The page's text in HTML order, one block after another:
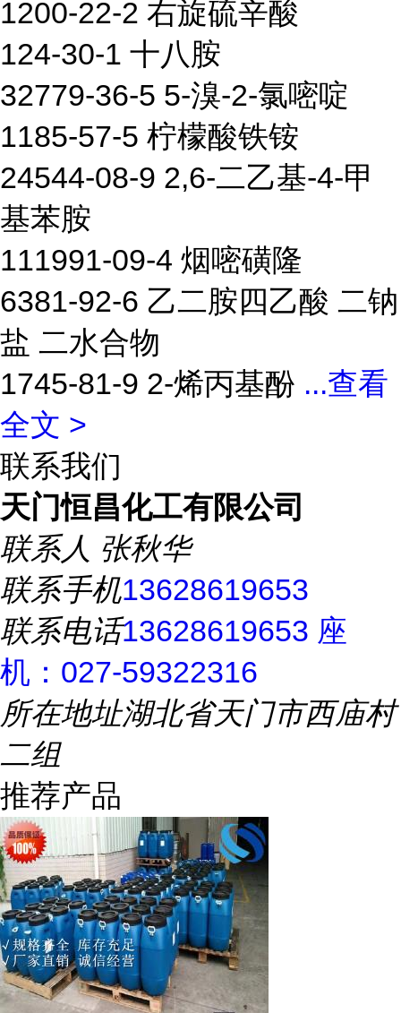
1200-22-2 右旋硫辛酸
124-30-1 十八胺
32779-36-5 5-溴-2-氯嘧啶
1185-57-5 柠檬酸铁铵
24544-08-9 2,6-二乙基-4-甲
基苯胺
111991-09-4 烟嘧磺隆
6381-92-6 乙二胺四乙酸 二钠
盐 二水合物
1745-81-9 2-烯丙基酚 ...查看
全文 >
联系我们
天门恒昌化工有限公司
联系人 张秋华
联系手机13628619653
联系电话13628619653 座
机：027-59322316
所在地址湖北省天门市西庙村
二组
推荐产品